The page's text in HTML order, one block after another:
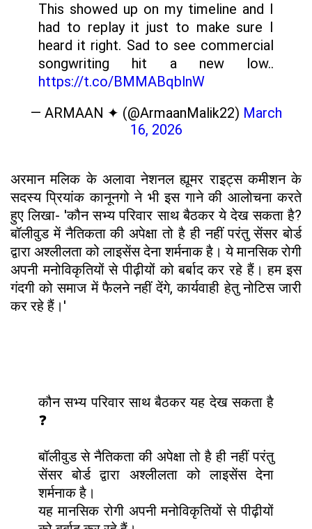
This showed up on my timeline and I
had to replay it just to make sure I
heard it right. Sad to see commercial
songwriting hit a new low..
https://t.co/BMMABqblnW
— ARMAAN ✦ (@ArmaanMalik22) March
16, 2026
अरमान मलिक के अलावा नेशनल ह्यूमर राइट्स कमीशन के
सदस्य प्रियांक कानूनगो ने भी इस गाने की आलोचना करते
हुए लिखा- 'कौन सभ्य परिवार साथ बैठकर ये देख सकता है?
बॉलीवुड में नैतिकता की अपेक्षा तो है ही नहीं परंतु सेंसर बोर्ड
द्वारा अश्लीलता को लाइसेंस देना शर्मनाक है। ये मानसिक रोगी
अपनी मनोविकृतियों से पीढ़ीयों को बर्बाद कर रहे हैं। हम इस
गंदगी को समाज में फैलने नहीं देंगे, कार्यवाही हेतु नोटिस जारी
कर रहे हैं।'
कौन सभ्य परिवार साथ बैठकर यह देख सकता है
❓
बॉलीवुड से नैतिकता की अपेक्षा तो है ही नहीं परंतु
सेंसर बोर्ड द्वारा अश्लीलता को लाइसेंस देना
शर्मनाक है।
यह मानसिक रोगी अपनी मनोविकृतियों से पीढ़ीयों